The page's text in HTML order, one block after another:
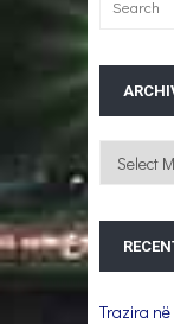
Archives
Trazira